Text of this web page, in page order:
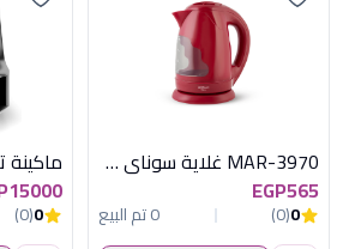
MAR-3970 غلاية سوناى ويفى1.7بلاستيك احمر
EGP565
0
(0)
0 تم البيع
0
(0)